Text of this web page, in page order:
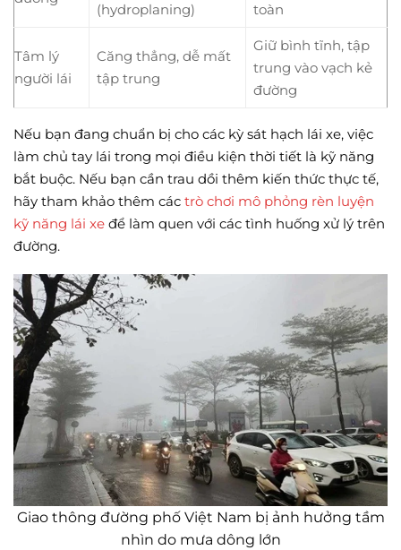
(hydroplaning) toàn
Tâm lý
người lái
Căng thẳng, dễ mất
tập trung
Giữ bình tĩnh, tập
trung vào vạch kẻ
đường
Nếu bạn đang chuẩn bị cho các kỳ sát hạch lái xe, việc
làm chủ tay lái trong mọi điều kiện thời tiết là kỹ năng
bắt buộc. Nếu bạn cần trau dồi thêm kiến thức thực tế,
hãy tham khảo thêm các trò chơi mô phỏng rèn luyện
kỹ năng lái xe để làm quen với các tình huống xử lý trên
đường.
Giao thông đường phố Việt Nam bị ảnh hưởng tầm
nhìn do mưa dông lớn